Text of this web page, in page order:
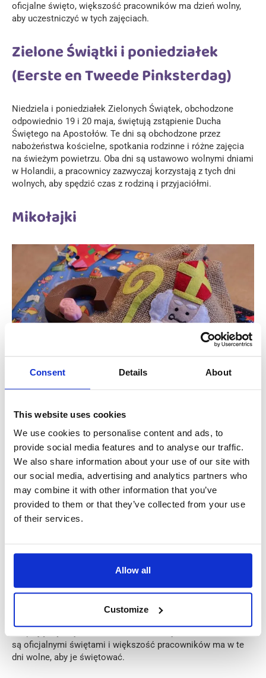
Consent Details About
This website uses cookies
We use cookies to personalise content and ads, to
provide social media features and to analyse our traffic.
We also share information about your use of our site with
our social media, advertising and analytics partners who
may combine it with other information that you’ve
provided to them or that they’ve collected from your use
of their services.
Allow all
Customize
oficjalne święto, większość pracowników ma dzień wolny,
aby uczestniczyć w tych zajęciach.
Zielone Świątki i poniedziałek
(Eerste en Tweede Pinksterdag)
Niedziela i poniedziałek Zielonych Świątek, obchodzone
odpowiednio 19 i 20 maja, świętują zstąpienie Ducha
Świętego na Apostołów. Te dni są obchodzone przez
nabożeństwa kościelne, spotkania rodzinne i różne zajęcia
na świeżym powietrzu. Oba dni są ustawowo wolnymi dniami
w Holandii, a pracownicy zazwyczaj korzystają z tych dni
wolnych, aby spędzić czas z rodziną i przyjaciółmi.
Mikołajki
Sinterklaas, obchodzony 5 grudnia, jest ukochaną
holenderską tradycją, szczególnie dla dzieci. Ten dzień czci
św. Mikołaja i jest obchodzony poprzez wręczanie prezentów,
wiersze i specjalne smakołyki, takie jak pepernoten i
czekoladowe listy. Chociaż jest powszechnie obchodzony,
Sinterklaas nie jest oficjalnym świętem, więc dla większości
ludzi jest to normalny dzień roboczy.
Boże Narodzenie w Holandii obchodzone jest przez dwa dni,
Święto charakteryzuje się spotkaniami rodzinnymi,
świątecznymi posiłkami, jarmarkami bożonarodzeniowymi i
są oficjalnymi świętami i większość pracowników ma w te
dni wolne, aby je świętować.